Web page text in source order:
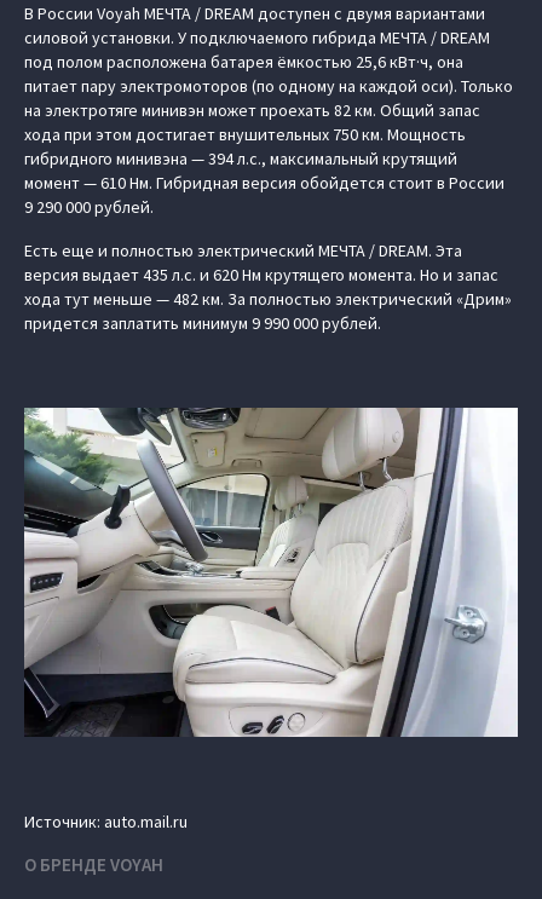
В России Voyah МЕЧТА / DREAM доступен с двумя вариантами
силовой установки. У подключаемого гибрида МЕЧТА / DREAM
под полом расположена батарея ёмкостью 25,6 кВт·ч, она
питает пару электромоторов (по одному на каждой оси). Только
на электротяге минивэн может проехать 82 км. Общий запас
хода при этом достигает внушительных 750 км. Мощность
гибридного минивэна — 394 л.с., максимальный крутящий
момент — 610 Нм. Гибридная версия обойдется стоит в России
9 290 000 рублей.
Есть еще и полностью электрический МЕЧТА / DREAM. Эта
версия выдает 435 л.с. и 620 Нм крутящего момента. Но и запас
хода тут меньше — 482 км. За полностью электрический «Дрим»
придется заплатить минимум 9 990 000 рублей.
Источник: auto.mail.ru
О БРЕНДЕ VOYAH